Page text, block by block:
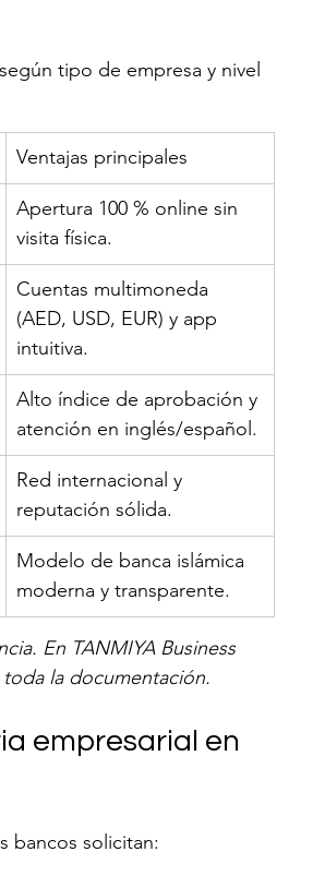
tipo de empresa y nivel
Ventajas principales
Apertura 100 % online sin
visita física.
Cuentas multimoneda
(AED, USD, EUR) y app
intuitiva.
Alto índice de aprobación y
atención en inglés/español.
Red internacional y
reputación sólida.
Modelo de banca islámica
moderna y transparente.
En TANMIYA Business
la documentación.
empresarial en
bancos solicitan: